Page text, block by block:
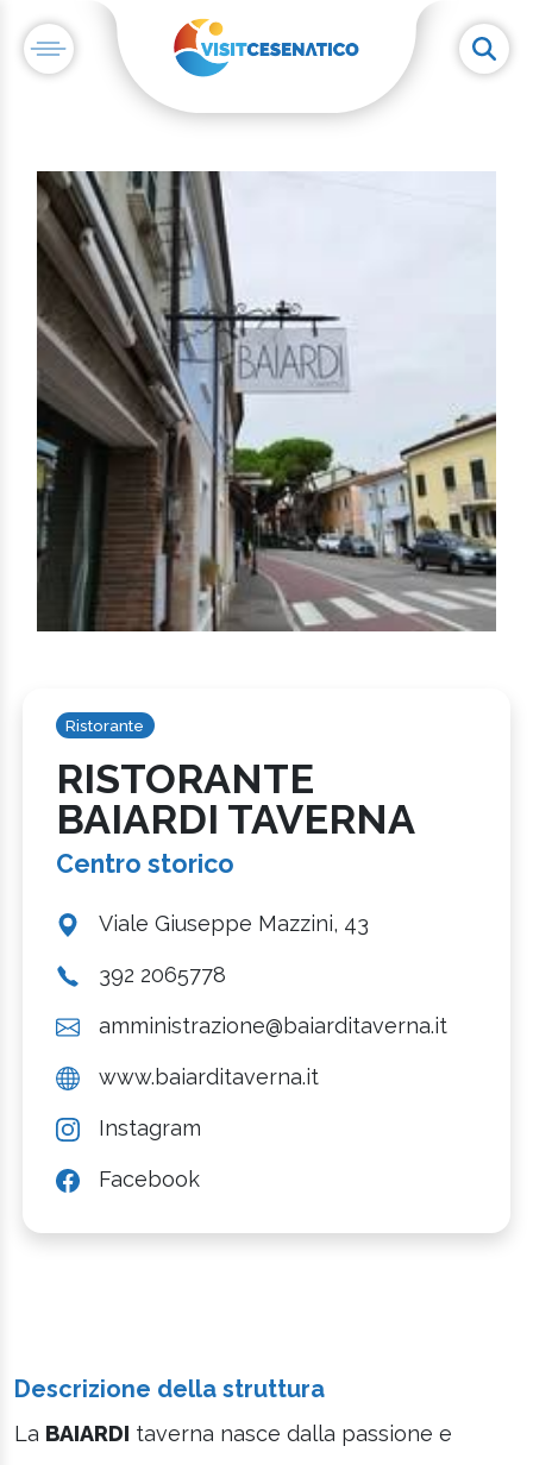
Ristorante
RISTORANTE
BAIARDI TAVERNA
Centro storico
Viale Giuseppe Mazzini, 43
392 2065778
amministrazione@baiarditaverna.it
www.baiarditaverna.it
Instagram
Facebook
Descrizione della struttura
La BAIARDI taverna nasce dalla passione e